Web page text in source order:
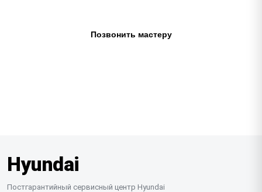
Позвонить мастеру
Hyundai
Постгарантийный сервисный центр Hyundai